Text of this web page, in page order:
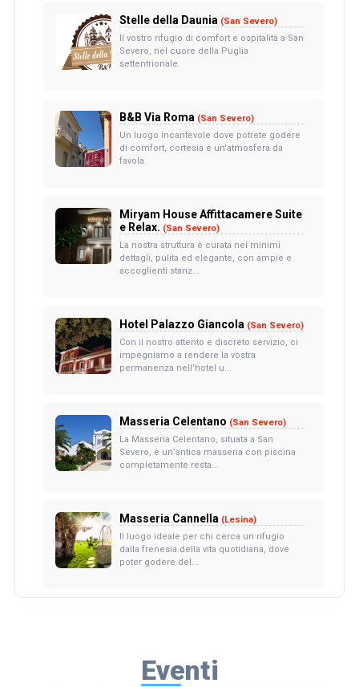
Stelle della Daunia (San Severo)
Il vostro rifugio di comfort e ospitalità a San
Severo, nel cuore della Puglia
settentrionale.
B&B Via Roma (San Severo)
Un luogo incantevole dove potrete godere
di comfort, cortesia e un'atmosfera da
favola.
Miryam House Affittacamere Suite
e Relax. (San Severo)
La nostra struttura è curata nei minimi
dettagli, pulita ed elegante, con ampie e
accoglienti stanz...
Hotel Palazzo Giancola (San Severo)
Con il nostro attento e discreto servizio, ci
impegniamo a rendere la vostra
permanenza nell'hotel u...
Masseria Celentano (San Severo)
La Masseria Celentano, situata a San
Severo, è un’antica masseria con piscina
completamente resta...
Masseria Cannella (Lesina)
Il luogo ideale per chi cerca un rifugio
dalla frenesia della vita quotidiana, dove
poter godere del...
Eventi